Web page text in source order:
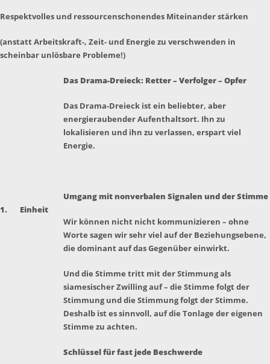
Respektvolles und ressourcenschonendes Miteinander stärken
(anstatt Arbeitskraft-, Zeit- und Energie zu verschwenden in
scheinbar unlösbare Probleme!)
1. Einheit
Das Drama-Dreieck: Retter – Verfolger – Opfer
Das Drama-Dreieck ist ein beliebter, aber
energieraubender Aufenthaltsort. Ihn zu
lokalisieren und ihn zu verlassen, erspart viel
Energie.
Umgang mit nonverbalen Signalen und der Stimme
Wir können nicht nicht kommunizieren – ohne
Worte sagen wir sehr viel auf der Beziehungsebene,
die dominant auf das Gegenüber einwirkt.
Und die Stimme tritt mit der Stimmung als
siamesischer Zwilling auf – die Stimme folgt der
Stimmung und die Stimmung folgt der Stimme.
Deshalb ist es sinnvoll, auf die Tonlage der eigenen
Stimme zu achten.
Schlüssel für fast jede Beschwerde